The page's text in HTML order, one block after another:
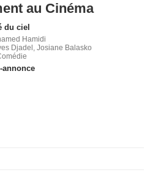
au Cinéma
du ciel
Hamidi
Djadel, Josiane Balasko
annonce